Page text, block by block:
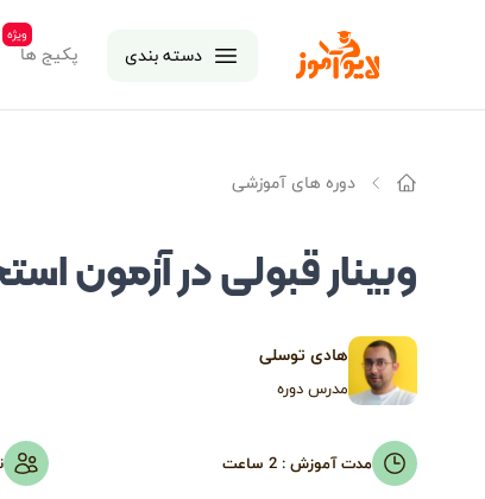
لایوآموز دسته بندی پکیج ها
ویژه
دوره های آموزشی
وبینار قبولی در آزمون
هادی توسلی
مدرس دوره
مدت آموزش : 2 ساعت